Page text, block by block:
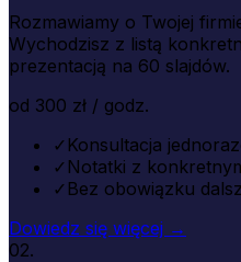
Rozmawiamy o Twojej
Wychodzisz z listą
prezentacją na 60 slajdów.
od 300 zł / godz.
✓ Konsultacja
✓ Notatki z
✓ Bez obowiązku
Dowiedz się więcej →
02.